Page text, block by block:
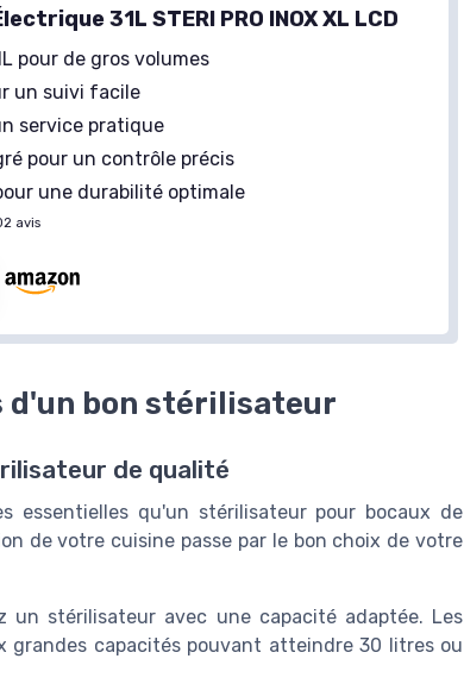
31L STERI PRO INOX XL LCD
pour de gros volumes
un suivi facile
service pratique
pour un contrôle précis
une durabilité optimale
avis
d'un bon stérilisateur
de qualité
essentielles qu'un stérilisateur pour bocaux de
de votre cuisine passe par le bon choix de votre
un stérilisateur avec une capacité adaptée. Les
capacités pouvant atteindre 30 litres ou